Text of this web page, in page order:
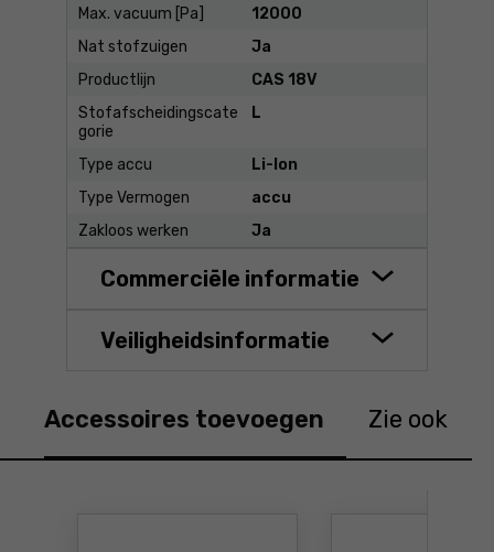
Max. vacuum [Pa]
12000
Nat stofzuigen
Ja
Productlijn
CAS 18V
Stofafscheidingscate
gorie
L
Type accu
Li-Ion
Type Vermogen
accu
Zakloos werken
Ja
Commerciële informatie
Veiligheidsinformatie
Accessoires toevoegen Zie ook